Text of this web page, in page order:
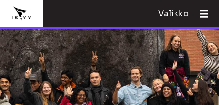
Valikko